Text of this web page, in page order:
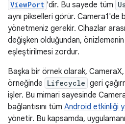
ViewPort 'dir. Bu sayede tüm
aynı pikselleri görür. Camera1'de
yönetmeniz gerekir. Cihazlar
değişken olduğundan,
eşleştirilmesi zordur.
Başka bir örnek olarak, CameraX,
örneğinde Lifecycle geri
işler. Bu mimari sayesinde
bağlantısını tüm Android etkinliği
yönetir. Bu kapsamda,